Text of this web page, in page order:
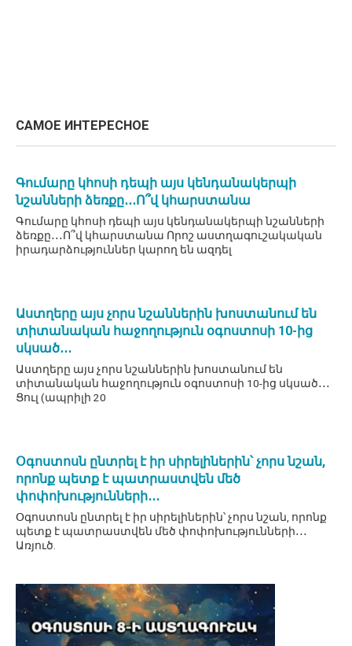
САМОЕ ИНТЕРЕСНОЕ
Գումարը կհոսի դեպի այս կենդանակերպի
նշանների ձեռքը․․․Ո՞վ կհարստանա
Գումարը կհոսի դեպի այս կենդանակերպի նշանների
ձեռքը․․․Ո՞վ կհարստանա Որոշ աստղագուշակական
իրադարձություններ կարող են ազդել
Աստղերը այս չորս նշաններին խոստանում են
տիտանական հաջողություն օգոստոսի 10-ից
սկսած․․․
Աստղերը այս չորս նշաններին խոստանում են
տիտանական հաջողություն օգոստոսի 10-ից սկսած․․․
Ցուլ (ապրիլի 20
Օգոստոսն ընտրել է իր սիրելիներին՝ չորս նշան,
որոնք պետք է պատրաստվեն մեծ
փոփոխությունների․․․
Օգոստոսն ընտրել է իր սիրելիներին՝ չորս նշան, որոնք
պետք է պատրաստվեն մեծ փոփոխությունների․․․
Առյուծ.